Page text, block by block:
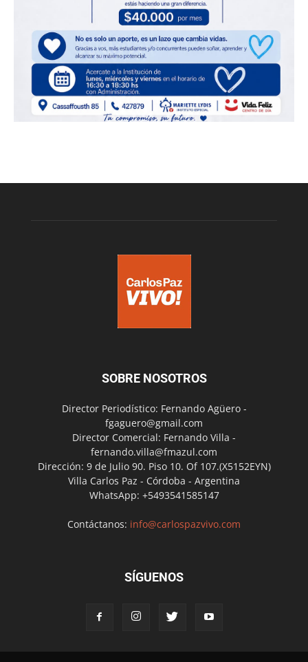
SOBRE NOSOTROS
Director Periodístico: Fernando Agüero -
fgaguero@gmail.com
Director Comercial: Fernando Villa -
fernando.villa@fmazul.com
Dirección: 9 de Julio 90. Piso 10. Of 107.(X5152EYN)
Villa Carlos Paz - Córdoba - Argentina
WhatsApp: +5493541585147
Contáctanos: info@carlospazvivo.com
SÍGUENOS